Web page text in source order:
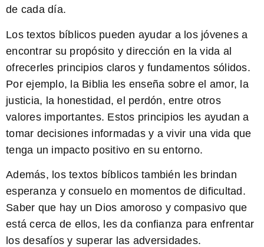
de cada día.
Los textos bíblicospueden ayudar a los jóvenes a
encontrar su propósito y dirección en la vida al
ofrecerles principios claros y fundamentos sólidos.
Por ejemplo, la Biblia les enseña sobre el amor, la
justicia, la honestidad, el perdón, entre otros
valores importantes. Estos principios les ayudan a
tomar decisiones informadas y a vivir una vida que
tenga un impacto positivo en su entorno.
Además, los textos bíblicos también les brindan
esperanza y consuelo en momentos de dificultad.
Saber que hay un Dios amoroso y compasivo que
está cerca de ellos, les da confianza para enfrentar
los desafíos y superar las adversidades.